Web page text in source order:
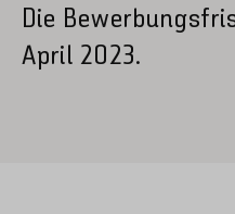
Die
April 2023.